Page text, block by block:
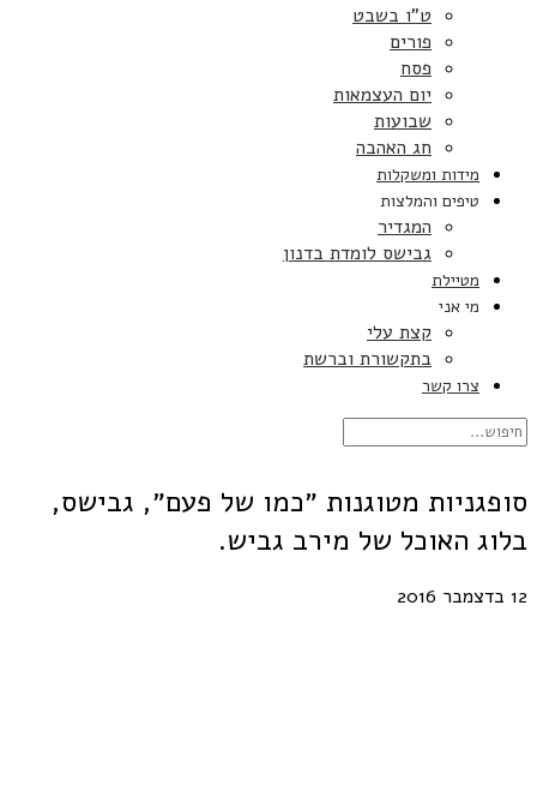
ט”ו בשבט
פורים
פסח
יום העצמאות
שבועות
חג האהבה
מידות ומשקלות
טיפים והמלצות
המגדיר
גבישס לומדת בדנון
מטיילת
מי אני
קצת עלי
בתקשורת וברשת
צרו קשר
סופגניות מטוגנות ״כמו של פעם״, גבישס,
בלוג האוכל של מירב גביש.
12 בדצמבר 2016